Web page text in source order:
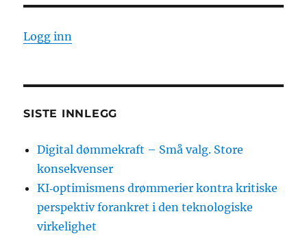
Logg inn
SISTE INNLEGG
Digital dømmekraft – Små valg. Store
konsekvenser
KI‑optimismens drømmerier kontra kritiske
perspektiv forankret i den teknologiske
virkelighet